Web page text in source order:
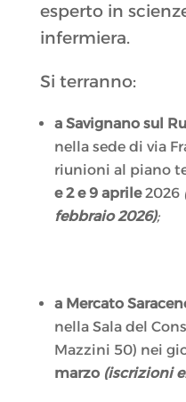
esperto in
infermiera.
Si terranno:
a Savignano sul
nella sede di via
riunioni al piano
e 2 e 9 aprile2026
febbraio 2026);
a Mercato
nella Sala del
Mazzini 50) nei
marzo (iscrizioni